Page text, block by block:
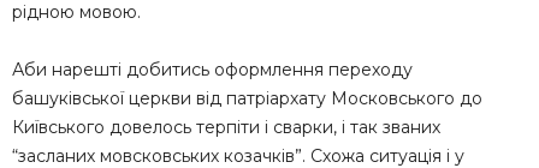
рідною мовою.
Аби нарешті добитись оформлення переходу
башуківської церкви від патріархату Московського до
Київського довелось терпіти і сварки, і так званих
“засланих мовсковських козачків”. Схожа ситуація і у